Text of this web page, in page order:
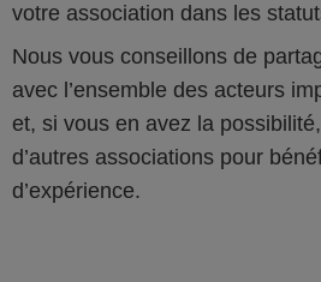
votre association dans les
Nous vous conseillons de
avec l’ensemble des acteurs
et, si vous en avez la
d’autres associations pour
d’expérience.